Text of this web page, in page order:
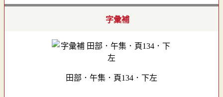
字彙補
田部．午集．頁134．下左